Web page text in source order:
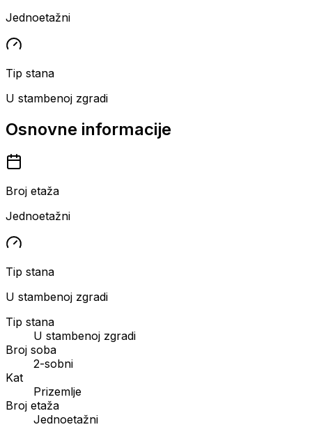
Jednoetažni
Tip stana
U stambenoj zgradi
Osnovne informacije
Broj etaža
Jednoetažni
Tip stana
U stambenoj zgradi
Tip stana
U stambenoj zgradi
Broj soba
2-sobni
Kat
Prizemlje
Broj etaža
Jednoetažni